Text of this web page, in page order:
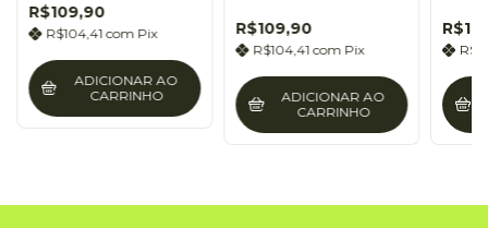
R$109,90
R$104,41 com Pix
ADICIONAR AO
CARRINHO
R$109,90
R$104,41com Pix
ADICIONAR AO
CARRINHO